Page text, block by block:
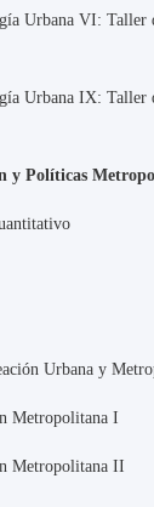
Urbana VI: Taller
Urbana IX: Taller
y Políticas
Urbana y
Metropolitana I
Metropolitana II